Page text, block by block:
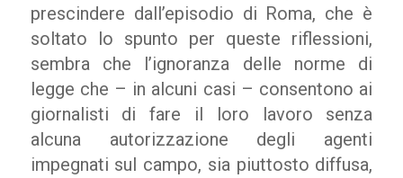
prescindere dall’episodio di Roma, che è
soltato lo spunto per queste riflessioni,
sembra che l’ignoranza delle norme di
legge che – in alcuni casi – consentono ai
giornalisti di fare il loro lavoro senza
alcuna autorizzazione degli agenti
impegnati sul campo, sia piuttosto diffusa,